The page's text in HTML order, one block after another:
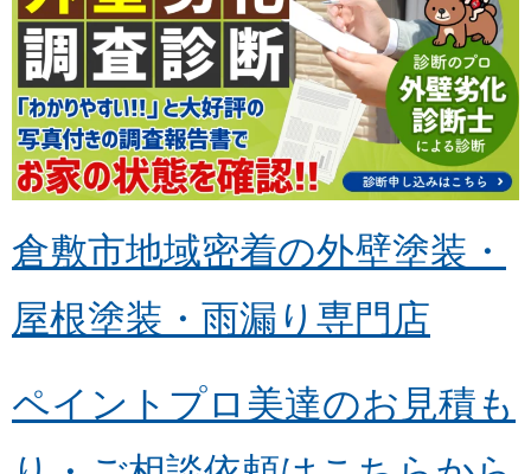
倉敷市地域密着の外壁塗装・
屋根塗装・雨漏り専門店
ペイントプロ美達のお見積も